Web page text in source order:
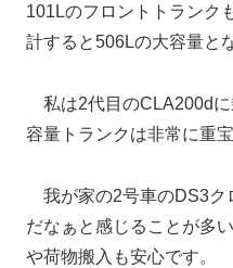
101Lのフロントトランク
計すると506Lの大容量と
私は2代目のCLA200dに
容量トランクは非常に重
我が家の2号車のDS3ク
だなぁと感じることが多
や荷物搬入も安心です。